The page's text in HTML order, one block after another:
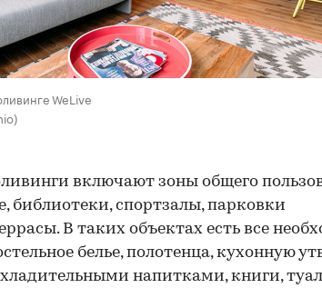
WeLive
включают зоны общего
библиотеки, спортзалы, парковки
В таких объектах есть все
белье, полотенца, кухонную
напитками, книги,